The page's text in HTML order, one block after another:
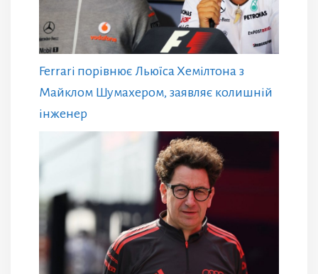
Ferrari порівнює Льюїса Хемілтона з
Майклом Шумахером, заявляє колишній
інженер